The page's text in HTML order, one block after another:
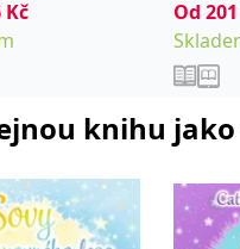
Kč
Od 201
knihu jako